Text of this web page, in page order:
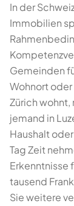
In der
Immobilien
Gemeinden
Wohnort
Zürich
jemand in
Haushalt
Tag Zeit
Erkenntnisse
tausend
Sie weitere